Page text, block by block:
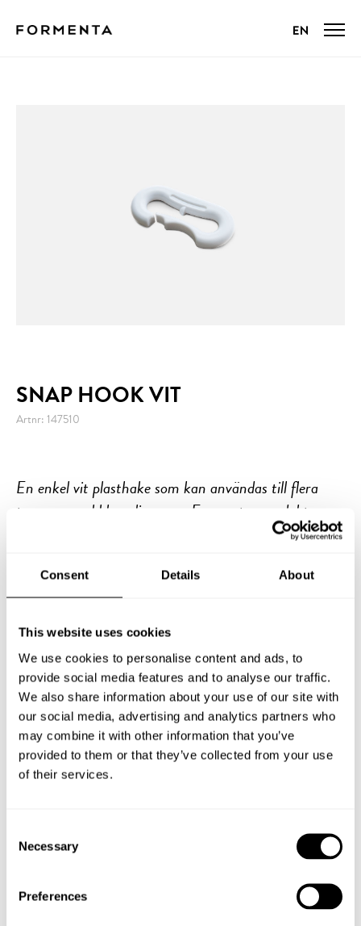
Consent Details About
This website uses cookies
We use cookies to personalise content and ads, to
provide social media features and to analyse our traffic.
We also share information about your use of our site with
our social media, advertising and analytics partners who
may combine it with other information that you’ve
provided to them or that they’ve collected from your use
of their services.
Selection
Necessary
Preferences
SNAP HOOK VIT
Artnr: 147510
En enkel vit plasthake som kan användas till flera
typer av snabbkopplingar av Formentas produkter
43:-
Exkl moms.Leveranstid 1–3 dagar
Leveransinfo och köpvillkor
Begär offert för större volymer